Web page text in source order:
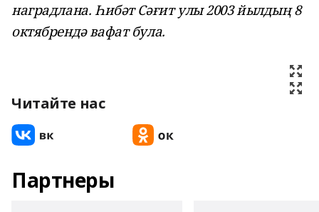
наградлана. Һибәт Сәғит улы 2003 йылдың 8
октябрендә вафат була.
Читайте нас
Партнеры